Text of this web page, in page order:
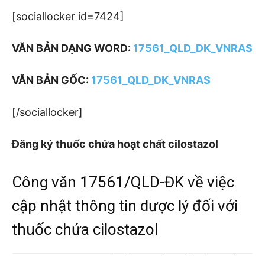
[sociallocker id=7424]
VĂN BẢN DẠNG WORD: 17561_QLD_DK_VNRAS
VĂN BẢN GỐC: 17561_QLD_DK_VNRAS
[/sociallocker]
Đăng ký thuốc chứa hoạt chất cilostazol
Công văn 17561/QLD-ĐK về việc
cập nhật thông tin dược lý đối với
thuốc chứa cilostazol